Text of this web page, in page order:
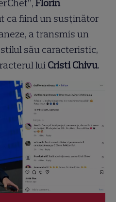
Florin
ca fiind un susținător
a transmis un
său caracteristic,
lui Cristi Chivu.